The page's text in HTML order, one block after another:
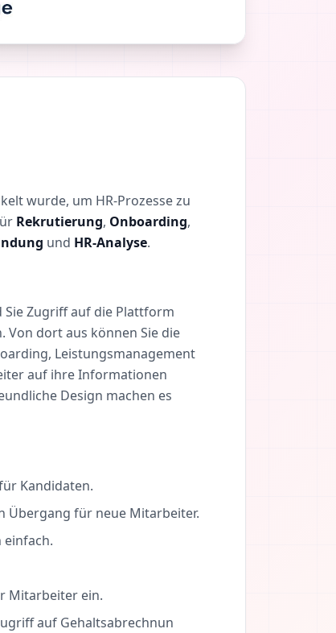
wurde, um HR-Prozesse zu
Rekrutierung, Onboarding,
und HR-Analyse.
Sie Zugriff auf die Plattform
Von dort aus können Sie die
Leistungsmanagement
auf ihre Informationen
Design machen es
Kandidaten.
Übergang für neue Mitarbeiter.
Mitarbeiter ein.
auf Gehaltsabrechnun